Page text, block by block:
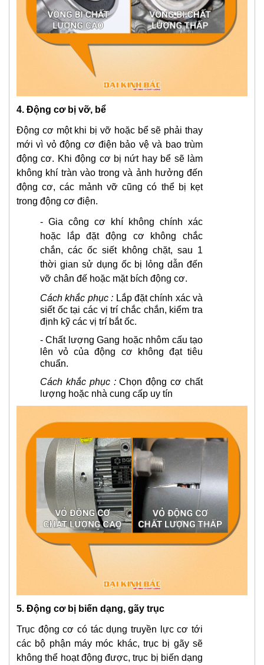
4. Động cơ bị vỡ, bể
Động cơ một khi bị vỡ hoặc bể sẽ phải thay
mới vì vỏ động cơ điện bảo vệ và bao trùm
động cơ. Khi động cơ bị nứt hay bể sẽ làm
không khí tràn vào trong và ảnh hưởng đến
động cơ, các mảnh vỡ cũng có thể bị kẹt
trong động cơ điện.
- Gia công cơ khí không chính xác
hoặc lắp đặt động cơ không chắc
chắn, các ốc siết không chặt, sau 1
thời gian sử dụng ốc bị lỏng dẫn đến
vỡ chân đế hoặc mặt bích động cơ.
Cách khắc phục : Lắp đặt chính xác và
siết ốc tại các vị trí chắc chắn, kiểm tra
định kỹ các vị trí bắt ốc.
-Chất lượng Gang hoặc nhôm cấu tạo
lên vỏ của động cơ không đạt tiêu
chuẩn.
Cách khắc phục :Chọn động cơ chất
lượng hoặc nhà cung cấp uy tín
5. Động cơ bị biến dạng, gãy trục
Trục động cơ có tác dụng truyền lực cơ tới
các bộ phận máy móc khác, trục bị gãy sẽ
không thể hoạt động được, trục bị biến dạng